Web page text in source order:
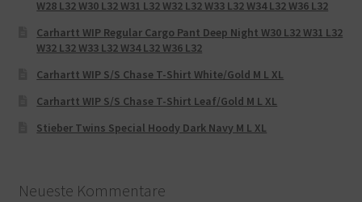
W28 L32 W30 L32 W31 L32 W32 L32 W33 L32 W34 L32 W36 L32
Carhartt WIP Regular Cargo Pant Deep Night W30 L32 W31 L32
W32 L32 W33 L32 W34 L32 W36 L32
Carhartt WIP S/S Chase T-Shirt White/Gold M L XL
Carhartt WIP S/S Chase T-Shirt Leaf/Gold M L XL
Stieber Twins Special Hoody Dark Navy M L XL
Neueste Kommentare